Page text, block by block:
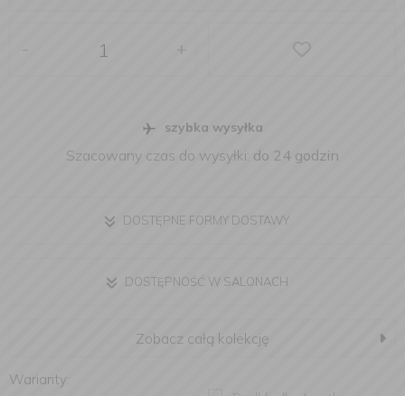
+
szybka wysyłka
Szacowany czas do wysyłki: do 24 godzin
DOSTĘPNE FORMY DOSTAWY
DOSTĘPNOŚĆ W SALONACH
Zobacz całą kolekcję
Warianty: